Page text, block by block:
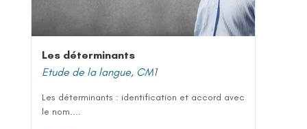
Les déterminants
Etude de la langue, CM1
Les déterminants : identification et accord avec
le nom....